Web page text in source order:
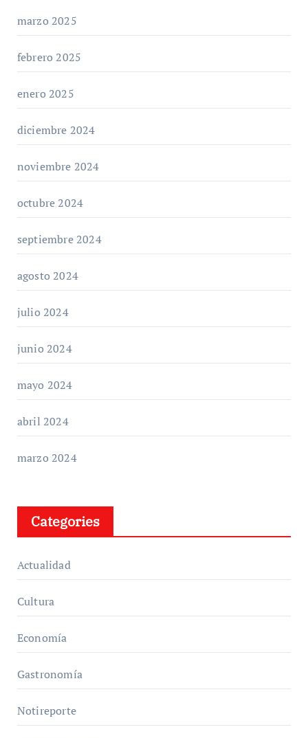
marzo 2025
febrero 2025
enero 2025
diciembre 2024
noviembre 2024
octubre 2024
septiembre 2024
agosto 2024
julio 2024
junio 2024
mayo 2024
abril 2024
marzo 2024
Categories
Actualidad
Cultura
Economía
Gastronomía
Notireporte